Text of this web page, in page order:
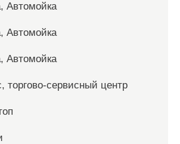
Автомойка
Автомойка
Автомойка
торгово-сервисный центр